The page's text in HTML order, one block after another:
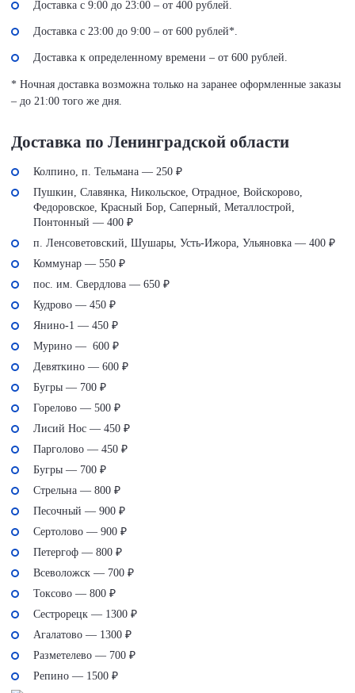
Доставка с 9:00 до 23:00 – от 400 рублей.
Доставка с 23:00 до 9:00 – от 600 рублей*.
Доставка к определенному времени – от 600 рублей.
* Ночная доставка возможна только на заранее оформленные заказы
– до 21:00 того же дня.
Доставка по Ленинградской области
Колпино, п. Тельмана — 250 ₽
Пушкин, Славянка, Никольское, Отрадное, Войскорово,
Федоровское, Красный Бор, Саперный, Металлострой,
Понтонный — 400 ₽
п. Ленсоветовский, Шушары, Усть-Ижора, Ульяновка — 400 ₽
Коммунар — 550 ₽
пос. им. Свердлова — 650 ₽
Кудрово — 450 ₽
Янино-1 — 450 ₽
Мурино — 600 ₽
Девяткино — 600 ₽
Бугры — 700 ₽
Горелово — 500 ₽
Лисий Нос — 450 ₽
Парголово — 450 ₽
Бугры — 700 ₽
Стрельна — 800 ₽
Песочный — 900 ₽
Сертолово — 900 ₽
Петергоф — 800 ₽
Всеволожск — 700 ₽
Токсово — 800 ₽
Сестрорецк — 1300 ₽
Агалатово — 1300 ₽
Разметелево — 700 ₽
Репино — 1500 ₽